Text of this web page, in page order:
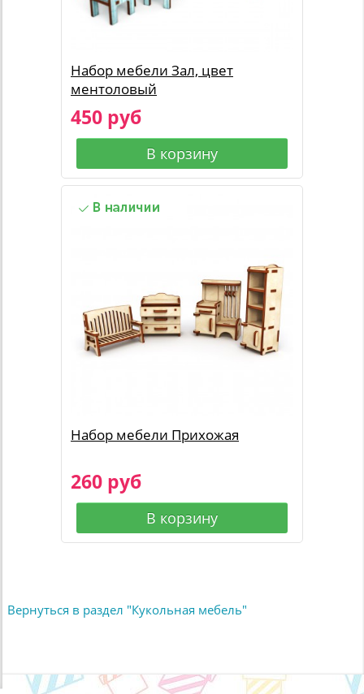
Набор мебели Зал, цвет
ментоловый
450 руб
В корзину
Набор мебели Прихожая
260 руб
В корзину
Вернуться в раздел "Кукольная мебель"